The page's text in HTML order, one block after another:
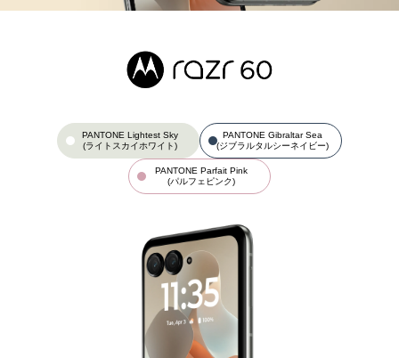
PANTONE Lightest Sky
(ライトスカイホワイト)
PANTONE Gibraltar Sea
(ジブラルタルシーネイビー)
PANTONE Parfait Pink
(パルフェピンク)